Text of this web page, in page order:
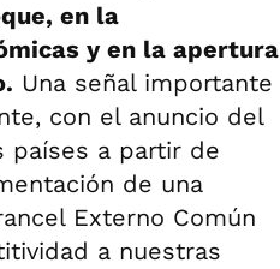
en la
y en la apertura
Una señal importante
con el anuncio del
países a partir de
de una
Externo Común
a nuestras